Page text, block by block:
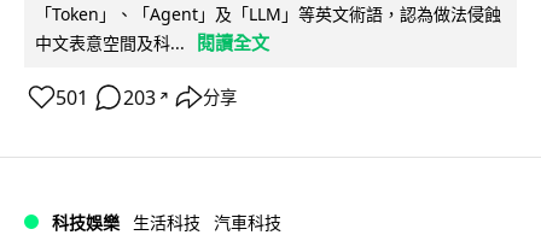
「Token」、「Agent」及「LLM」等英文術語，認為做法侵蝕
中文表意空間及科...
閱讀全文
501 203 ↗ 分享
科技娛樂 生活科技 汽車科技